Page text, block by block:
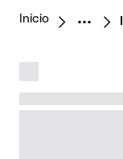
Início